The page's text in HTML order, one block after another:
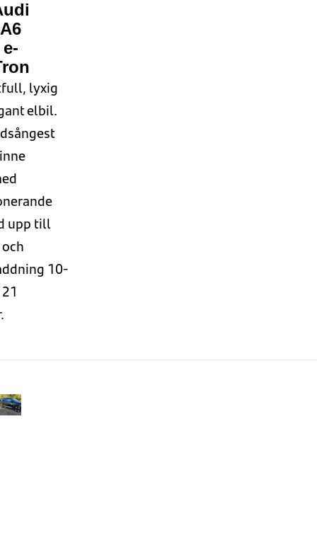
A6
e-
, lyxig
elbil.
upp till
10-